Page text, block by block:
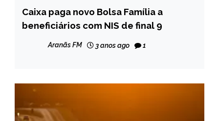
BRASIL
CAPELINHA
Caixa paga novo Bolsa Família a
beneficiários com NIS de final 9
Aranãs FM 3 anos ago 1